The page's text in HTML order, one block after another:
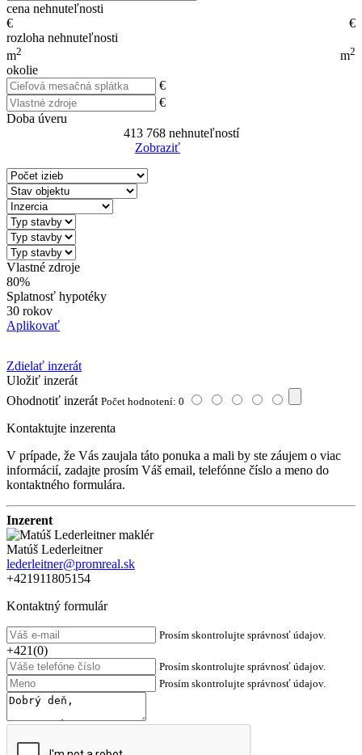
cena nehnuteľnosti
€
€
rozloha nehnuteľnosti
m2 m2
okolie
€
€
Doba úveru
413 768nehnuteľností
Zobraziť
Vlastné zdroje
80%
Splatnosť hypotéky
30 rokov
Aplikovať
Zdielať inzerát
Uložiť inzerát
Ohodnotiť inzerát Počet hodnotení: 0
Kontaktujte inzerenta
V prípade, že Vás zaujala táto ponuka a mali by ste záujem o viac
informácií, zadajte prosím Váš email, telefónne číslo a meno do
kontaktného formulára.
Inzerent
Matúš Lederleitner
lederleitner@promreal.sk
+421911805154
Kontaktný formulár
Prosím skontrolujte správnosť údajov.
+421(0)
Prosím skontrolujte správnosť údajov.
Prosím skontrolujte správnosť údajov.